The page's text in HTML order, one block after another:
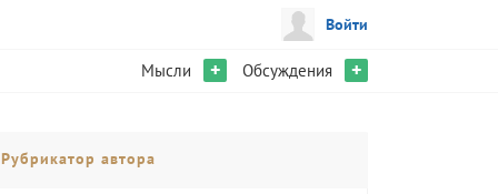
Войти
Мысли + Обсуждения +
Рубрикатор автора